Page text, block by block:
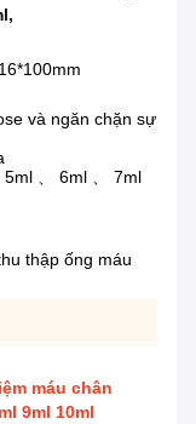
,
và ngăn chặn sự
、 6ml 、 7ml
thập ống máu
máu chân
9ml 10ml